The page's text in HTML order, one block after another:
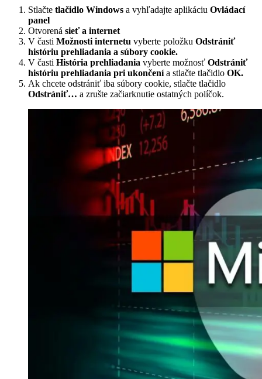
Stlačte tlačidlo Windows a vyhľadajte aplikáciu Ovládací
panel
Otvorená sieť a internet
V časti Možnosti internetu vyberte položku Odstrániť
históriu prehliadania a súbory cookie.
V časti História prehliadania vyberte možnosť Odstrániť
históriu prehliadania pri ukončenía stlačte tlačidlo OK.
Ak chcete odstrániť iba súbory cookie, stlačte tlačidlo
Odstrániť… a zrušte začiarknutie ostatných políčok.